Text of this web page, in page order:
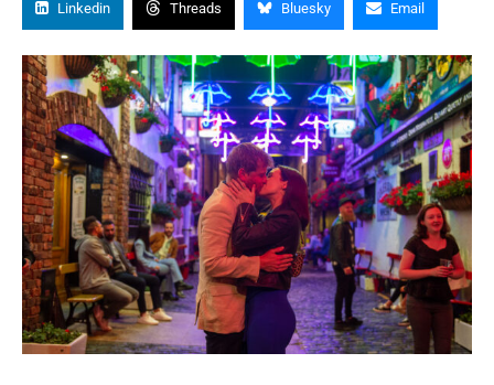
Linkedin Threads Bluesky Email